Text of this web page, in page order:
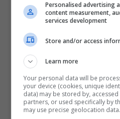
Anthony Gordon
Newcastle United
Ajax
Personalised advertising
content measurement,
services development
Store and/or access
Learn more
Your personal data will be
your device (cookies, unique
data) may be stored by,
partners, or used specifically by
may use precise geolocation data.